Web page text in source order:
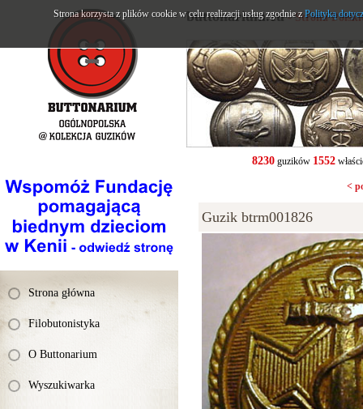
Strona główna
Filobutonistyka
O Buttonarium
Wyszukiwarka
buttonarium.eu- Strona
8230guzików 1552
<
Guzik btrm001826
Strona korzysta z plików cookie w celu realizacji usług zgodnie zPolityką